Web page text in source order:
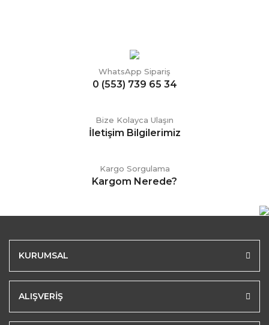
WhatsApp Sipariş
0 (553) 739 65 34
Bize Kolayca Ulaşın
İletişim Bilgilerimiz
Kargo Sorgulama
Kargom Nerede?
KURUMSAL
ALIŞVERİŞ